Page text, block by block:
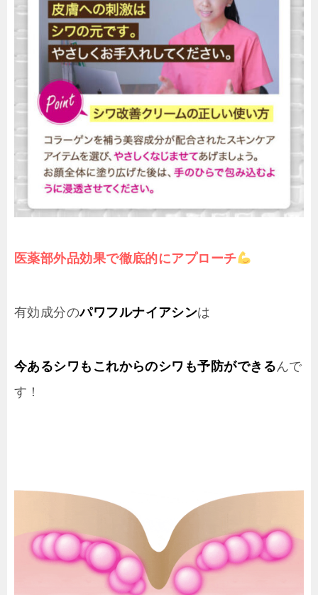
医薬部外品効果で徹底的にアプローチ
有効成分のパワフルナイアシンは
今あるシワもこれからのシワも予防ができるんで
す！